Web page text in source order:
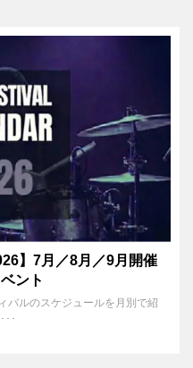
】7月／8月／9月開催
ント
バルのスケジュールを月別で紹
･･